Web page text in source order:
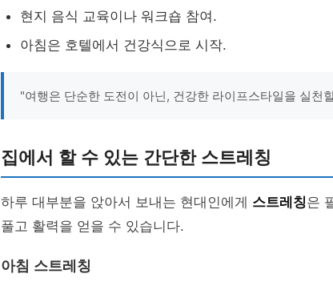
현지 음식 교육이나 워크숍 참여.
아침은 호텔에서 건강식으로 시작.
"여행은 단순한 도전이 아닌, 건강한 라이프스타일을 실천
집에서 할 수 있는 간단한 스트레칭
하루 대부분을 앉아서 보내는 현대인에게 스트레칭은
풀고 활력을 얻을 수 있습니다.
아침 스트레칭